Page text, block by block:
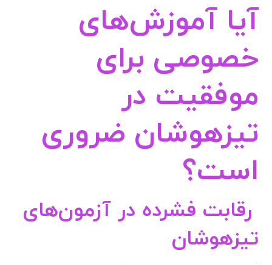
آیا آموزش‌های
خصوصی برای
موفقیت در
تیزهوشان ضروری
است؟
رقابت فشرده در آزمون‌های
تیزهوشان